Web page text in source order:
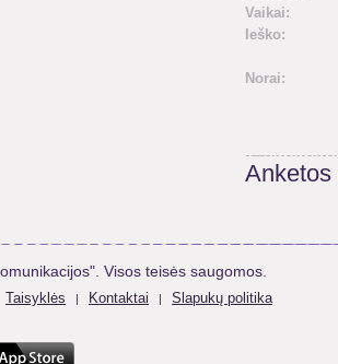
Vaikai:
Ieško:
Norai:
Anketos
Visos teisės saugomos.
Taisyklės | Kontaktai | Slapukų politika